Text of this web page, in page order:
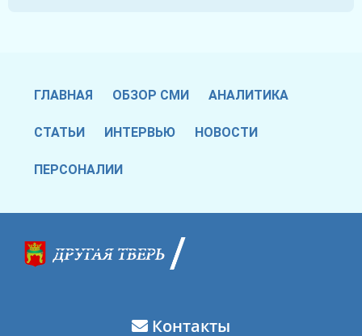
ГЛАВНАЯ ОБЗОР СМИ АНАЛИТИКА
СТАТЬИ ИНТЕРВЬЮ НОВОСТИ
ПЕРСОНАЛИИ
Контакты